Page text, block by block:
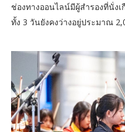
ช่องทางออนไลน์มีผู้สำรองที่นั่ง
ทั้ง 3 วันยังคงว่างอยู่ประมาณ